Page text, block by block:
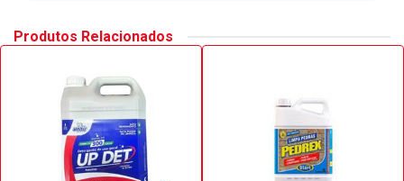
Produtos Relacionados